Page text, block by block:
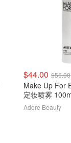
$44.00 $55.00
Make Up For
定妆喷雾
Adore Beauty